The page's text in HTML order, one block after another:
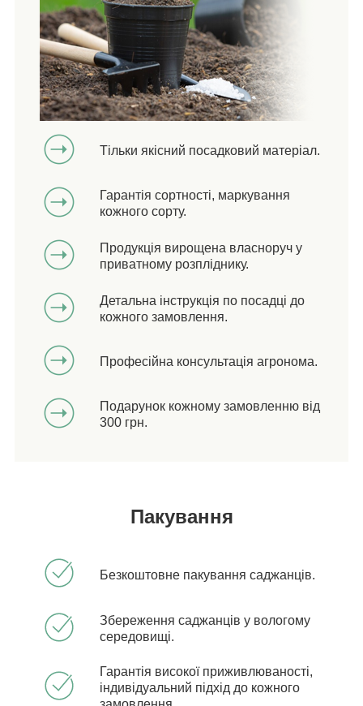
Тільки якісний посадковий матеріал.
Гарантія сортності, маркування
кожного сорту.
Продукція вирощена власноруч у
приватному розпліднику.
Детальна інструкція по посадці до
кожного замовлення.
Професійна консультація агронома.
Подарунок кожному замовленню від
300 грн.
Пакування
Безкоштовне пакування саджанців.
Збереження саджанців у вологому
середовищі.
Гарантія високої приживлюваності,
індивідуальний підхід до кожного